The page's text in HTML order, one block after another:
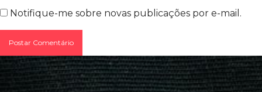
Notifique-me sobre novas publicações por e-mail.
Postar Comentário